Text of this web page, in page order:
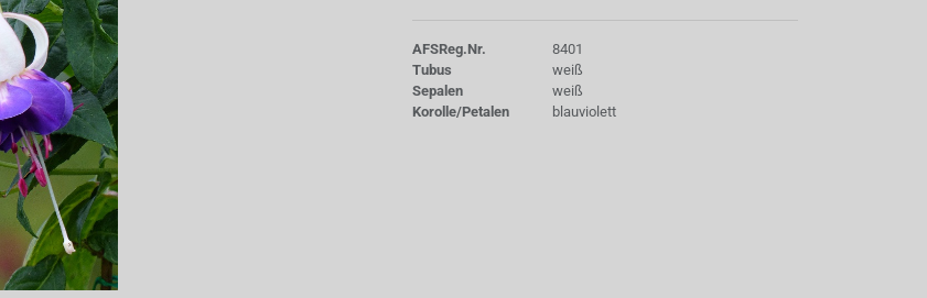
AFSReg.Nr.
8401
Tubus
weiß
Sepalen
weiß
Korolle/Petalen
blauviolett